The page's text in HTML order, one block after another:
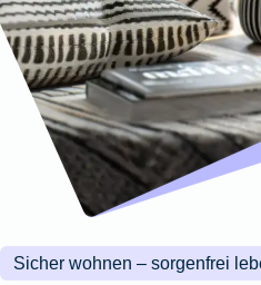
Wohnungsschutzbrief
Zur
Produktübersicht
Zur
Produktübersicht
Zur
Produktübersicht
Zur
Produktübersicht
Zur
Produktübersicht
Zur
Produktübersicht
Zur
Produktübersicht
Montageversicherung
Zur
Produktübersicht
Gruppenunfall für
Betriebe
Gruppenunfall für
Vereine
Produktübersicht
Kunstversicherung
Valorenversicherung
Zur
Sicher wohnen – sorgenfrei